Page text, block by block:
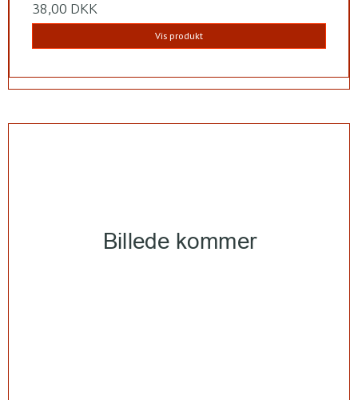
38,00 DKK
Vis produkt